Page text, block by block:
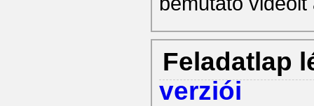
Feladatlap
verziói